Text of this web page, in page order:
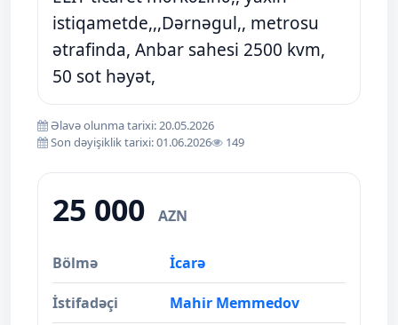
istiqametde,,,Dərnəgul,, metrosu
ətrafinda, Anbar sahesi 2500 kvm,
50 sot həyət,
Əlavə olunma tarixi: 20.05.2026
Son dəyişiklik tarixi: 01.06.2026
149
25 000 AZN
Bölmə İcarə
İstifadəçi Mahir Memmedov